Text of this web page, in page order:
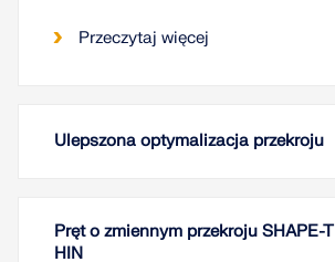
Przeczytaj więcej
Ulepszona optymalizacja przekroju
Pręt o zmiennym przekroju SHAPE-T
HIN